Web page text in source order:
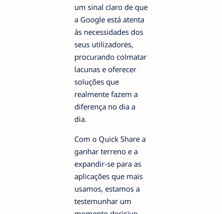
um sinal claro de que
a Google está atenta
às necessidades dos
seus utilizadores,
procurando colmatar
lacunas e oferecer
soluções que
realmente fazem a
diferença no dia a
dia.
Com o Quick Share a
ganhar terreno e a
expandir-se para as
aplicações que mais
usamos, estamos a
testemunhar um